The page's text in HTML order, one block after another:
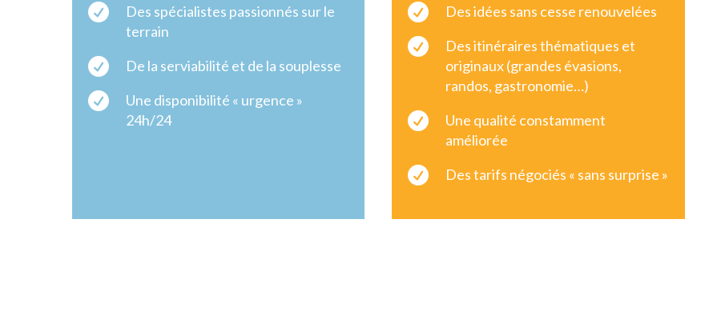

Des spécialistes passionnés sur le
terrain
 De la serviabilité et de la souplesse

Une disponibilité « urgence »
24h/24
 Des idées sans cesse renouvelées

Des itinéraires thématiques et
originaux (grandes évasions,
randos, gastronomie…)

Une qualité constamment
améliorée
 Des tarifs négociés « sans surprise »